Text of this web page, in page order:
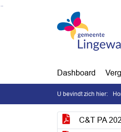
Ga naar de inhoud van deze pagina
Dashboard
U bevindt zich hier:
C&T PA